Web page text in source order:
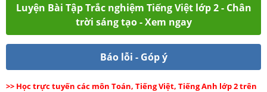
Luyện Bài Tập Trắc nghiệm Tiếng Việt lớp 2 - Chân
trời sáng tạo - Xem ngay
Báo lỗi - Góp ý
>> Học trực tuyến các môn Toán, Tiếng Việt, Tiếng Anh lớp 2 trên